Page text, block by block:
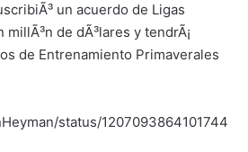
un acuerdo de Ligas
de dÃ³lares y tendrÃ¡
de Entrenamiento Primaverales
status/1207093864101744